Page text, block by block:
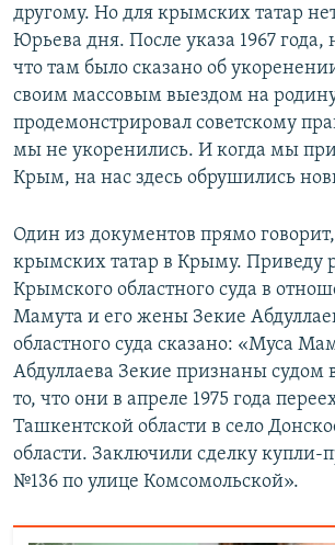
другому. Но для крымских татар
Юрьева дня. После указа 1967 года,
что там было сказано об
своим массовым выездом на
продемонстрировал советскому
мы не укоренились. И когда мы
Крым, на нас здесь обрушились
Один из документов прямо говорит,
крымских татар в Крыму. Приведу
Крымского областного суда в
Мамута и его жены Зекие
областного суда сказано: «Муса
Абдуллаева Зекие признаны судом
то, что они в апреле 1975 года
Ташкентской области в село
области. Заключили сделку купли-
№136 по улице Комсомольской».